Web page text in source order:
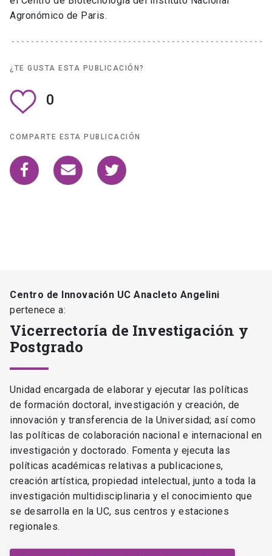
Agronómico de Paris.
¿TE GUSTA ESTA PUBLICACIÓN?
0
COMPARTE ESTA PUBLICACIÓN
Centro de Innovación UC Anacleto Angelini
pertenece a:
Vicerrectoría de Investigación y
Postgrado
Unidad encargada de elaborar y ejecutar las políticas
de formación doctoral, investigación y creación, de
innovación y transferencia de la Universidad; así como
las políticas de colaboración nacional e internacional en
investigación y doctorado. Fomenta y ejecuta las
políticas académicas relativas a publicaciones,
creación artística, propiedad intelectual, junto a toda la
investigación multidisciplinaria y el conocimiento que
se desarrolla en la UC, sus centros y estaciones
regionales.